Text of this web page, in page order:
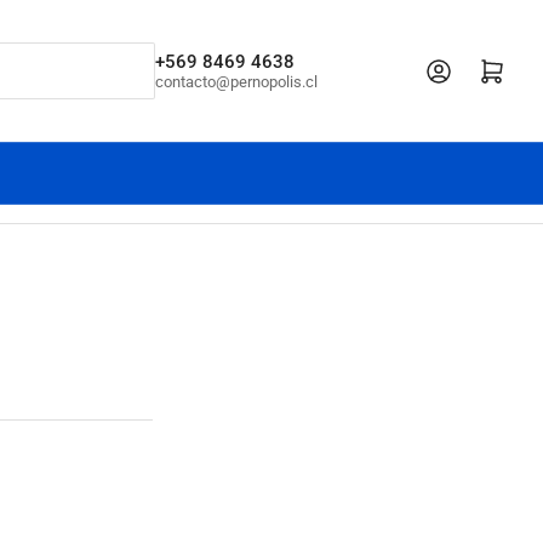
+569 8469 4638
contacto@pernopolis.cl
Iniciar sesiónAbrir cesta